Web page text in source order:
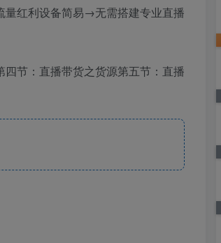
红利设备简易→无需搭建专业直播
节：直播带货之货源第五节：直播